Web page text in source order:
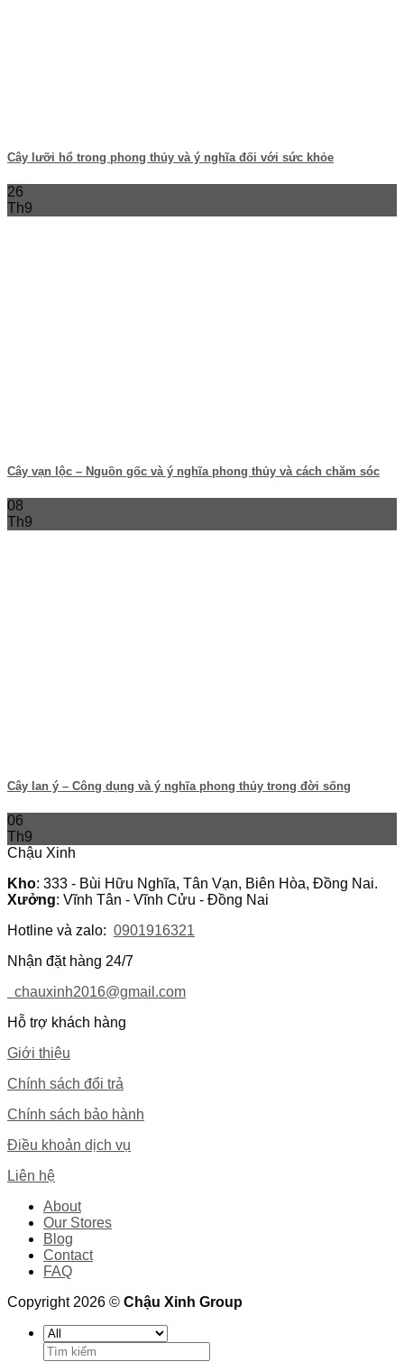
Cây lưỡi hổ trong phong thủy và ý nghĩa đối với sức khỏe
26
Th9
Cây vạn lộc – Nguồn gốc và ý nghĩa phong thủy và cách chăm sóc
08
Th9
Cây lan ý – Công dụng và ý nghĩa phong thủy trong đời sống
06
Th9
Chậu Xinh
Kho: 333 - Bùi Hữu Nghĩa, Tân Vạn, Biên Hòa, Đồng Nai.
Xưởng: Vĩnh Tân - Vĩnh Cửu - Đồng Nai
Hotline và zalo: 0901916321
Nhận đặt hàng 24/7
chauxinh2016@gmail.com
Hỗ trợ khách hàng
Giới thiệu
Chính sách đổi trả
Chính sách bảo hành
Điều khoản dịch vụ
Liên hệ
About
Our Stores
Blog
Contact
FAQ
Copyright 2026 © Chậu Xinh Group
Search
for: